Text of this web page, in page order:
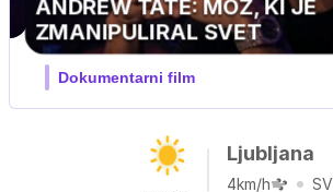
PRIJATELJ PINGVIN
meseca / družinski, pustolovski
Ljubljana
4km/h SV